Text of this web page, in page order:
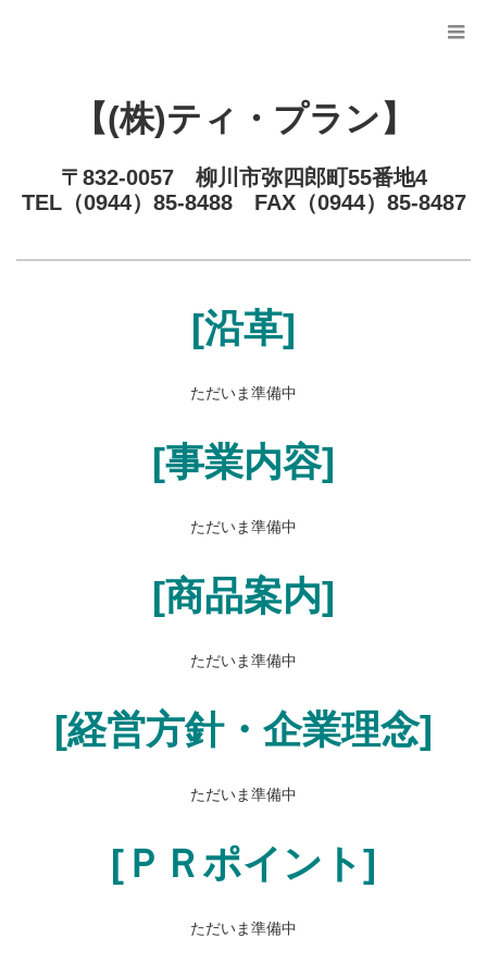
【(株)ティ・プラン】
〒832-0057 柳川市弥四郎町55番地4
TEL（0944）85-8488 FAX（0944）85-8487
[沿革]
ただいま準備中
[事業内容]
ただいま準備中
[商品案内]
ただいま準備中
[経営方針・企業理念]
ただいま準備中
[ＰＲポイント]
ただいま準備中